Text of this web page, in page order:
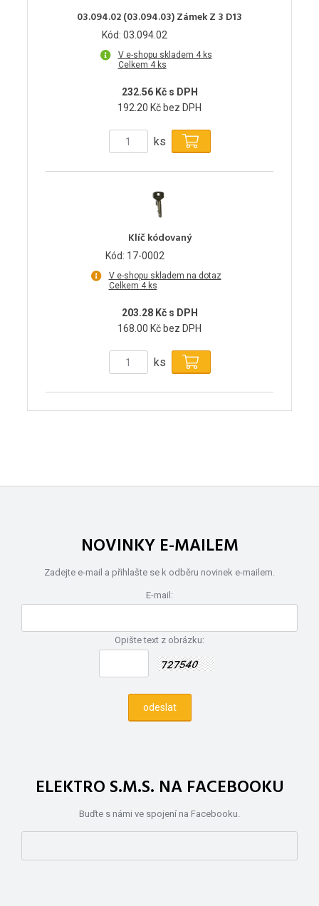
03.094.02 (03.094.03) Zámek Z 3 D13
Kód: 03.094.02
V e-shopu skladem 4 ks
Celkem 4 ks
232.56 Kč s DPH
192.20 Kč bez DPH
ks
Klíč kódovaný
Kód: 17-0002
V e-shopu skladem na dotaz
Celkem 4 ks
203.28 Kč s DPH
168.00 Kč bez DPH
ks
NOVINKY E-MAILEM
Zadejte e-mail a přihlašte se k odběru novinek e-mailem.
E-mail:
Opište text z obrázku:
ELEKTRO S.M.S. NA FACEBOOKU
Buďte s námi ve spojení na Facebooku.